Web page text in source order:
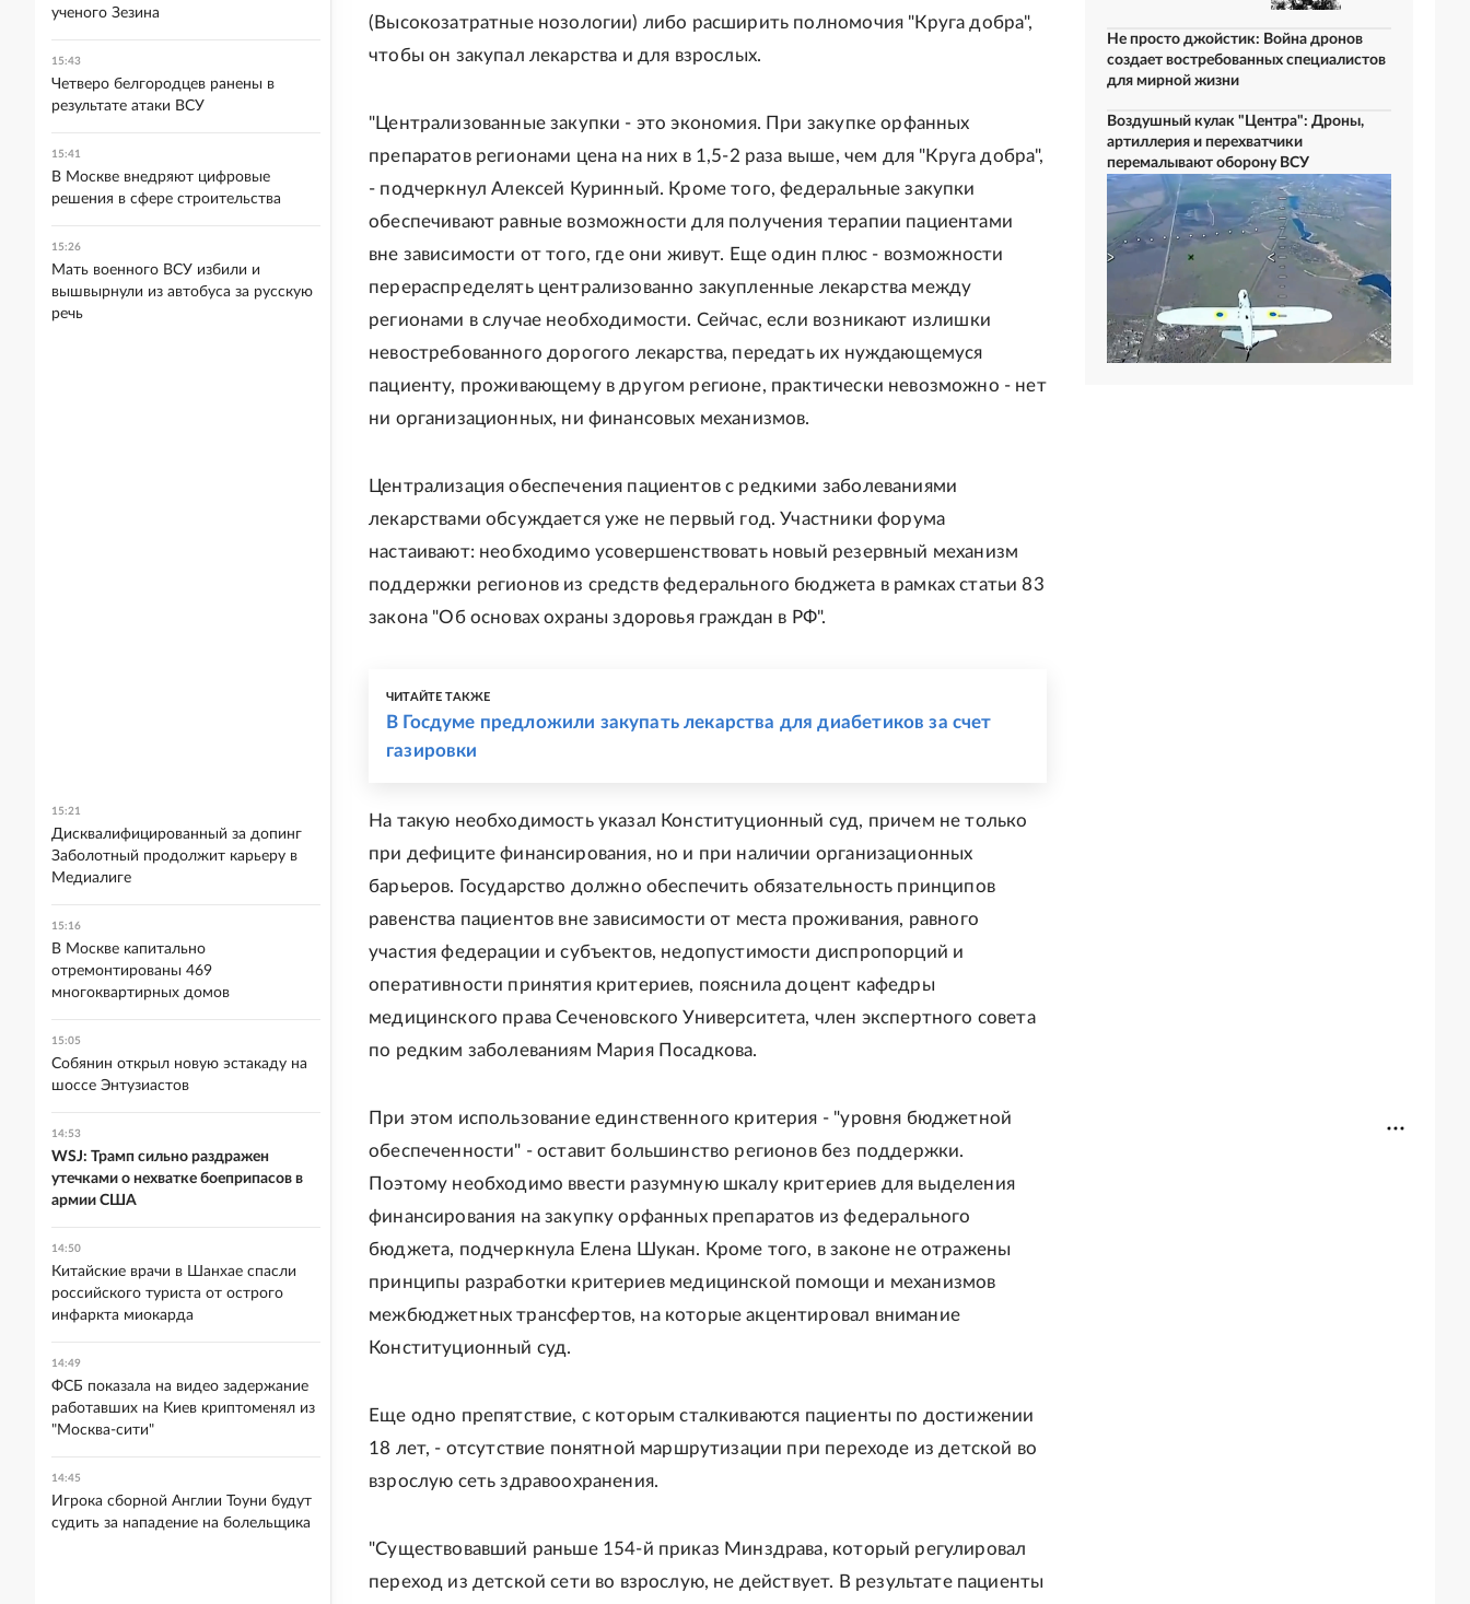
(Высокозатратные нозологии) либо расширить полномочия "Круга добра",
чтобы он закупал лекарства и для взрослых.
"Централизованные закупки - это экономия. При закупке орфанных
препаратов регионами цена на них в 1,5-2 раза выше, чем для "Круга добра",
- подчеркнул Алексей Куринный. Кроме того, федеральные закупки
обеспечивают равные возможности для получения терапии пациентами
вне зависимости от того, где они живут. Еще один плюс - возможности
перераспределять централизованно закупленные лекарства между
регионами в случае необходимости. Сейчас, если возникают излишки
невостребованного дорогого лекарства, передать их нуждающемуся
пациенту, проживающему в другом регионе, практически невозможно - нет
ни организационных, ни финансовых механизмов.
Централизация обеспечения пациентов с редкими заболеваниями
лекарствами обсуждается уже не первый год. Участники форума
настаивают: необходимо усовершенствовать новый резервный механизм
поддержки регионов из средств федерального бюджета в рамках статьи 83
закона "Об основах охраны здоровья граждан в РФ".
ЧИТАЙТЕ ТАКЖЕ
В Госдуме предложили закупать лекарства для диабетиков за счет
газировки
На такую необходимость указал Конституционный суд, причем не только
при дефиците финансирования, но и при наличии организационных
барьеров. Государство должно обеспечить обязательность принципов
равенства пациентов вне зависимости от места проживания, равного
участия федерации и субъектов, недопустимости диспропорций и
оперативности принятия критериев, пояснила доцент кафедры
медицинского права Сеченовского Университета, член экспертного совета
по редким заболеваниям Мария Посадкова.
При этом использование единственного критерия - "уровня бюджетной
обеспеченности" - оставит большинство регионов без поддержки.
Поэтому необходимо ввести разумную шкалу критериев для выделения
финансирования на закупку орфанных препаратов из федерального
бюджета, подчеркнула Елена Шукан. Кроме того, в законе не отражены
принципы разработки критериев медицинской помощи и механизмов
межбюджетных трансфертов, на которые акцентировал внимание
Конституционный суд.
Еще одно препятствие, с которым сталкиваются пациенты по достижении
18 лет, - отсутствие понятной маршрутизации при переходе из детской во
взрослую сеть здравоохранения.
"Существовавший раньше 154-й приказ Минздрава, который регулировал
переход из детской сети во взрослую, не действует. В результате пациенты
Не просто джойстик: Война дронов
создает востребованных специалистов
для мирной жизни
Воздушный кулак "Центра": Дроны,
артиллерия и перехватчики
перемалывают оборону ВСУ
ученого Зезина
15:43
Четверо белгородцев ранены в
результате атаки ВСУ
15:41
В Москве внедряют цифровые
решения в сфере строительства
15:26
Мать военного ВСУ избили и
вышвырнули из автобуса за русскую
речь
15:21
Дисквалифицированный за допинг
Заболотный продолжит карьеру в
Медиалиге
15:16
В Москве капитально
отремонтированы 469
многоквартирных домов
15:05
Собянин открыл новую эстакаду на
шоссе Энтузиастов
14:53
WSJ: Трамп сильно раздражен
утечками о нехватке боеприпасов в
армии США
14:50
Китайские врачи в Шанхае спасли
российского туриста от острого
инфаркта миокарда
14:49
ФСБ показала на видео задержание
работавших на Киев криптоменял из
"Москва-сити"
14:45
Игрока сборной Англии Тоуни будут
судить за нападение на болельщика